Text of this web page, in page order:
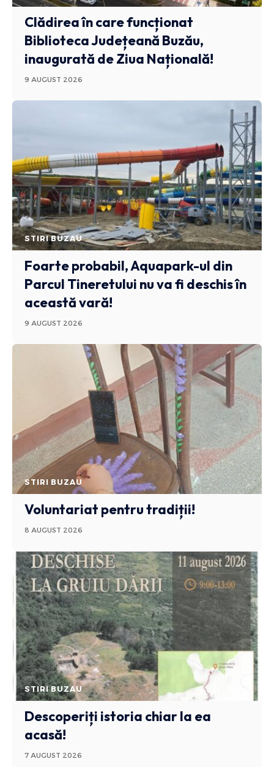
Clădirea în care funcționat
Biblioteca Județeană Buzău,
inaugurată de Ziua Națională!
9 AUGUST 2026
STIRI BUZAU
Foarte probabil, Aquapark-ul din
Parcul Tineretului nu va fi deschis în
această vară!
9 AUGUST 2026
STIRI BUZAU
Voluntariat pentru tradiții!
8 AUGUST 2026
STIRI BUZAU
Descoperiți istoria chiar la ea
acasă!
7 AUGUST 2026